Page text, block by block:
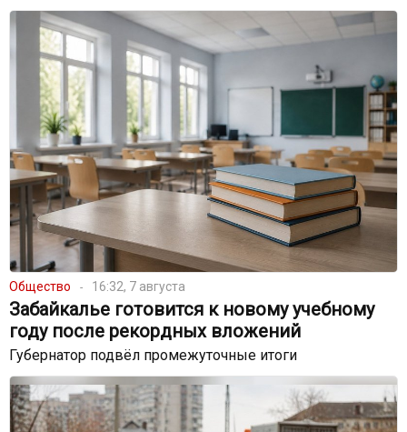
Общество 16:32, 7 августа
Забайкалье готовится к новому учебному
году после рекордных вложений
Губернатор подвёл промежуточные итоги